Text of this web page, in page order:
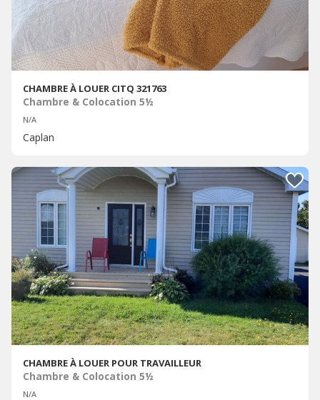
CHAMBRE À LOUER CITQ 321763
Chambre & Colocation 5½
N/A
Caplan
CHAMBRE À LOUER POUR TRAVAILLEUR
Chambre & Colocation 5½
N/A